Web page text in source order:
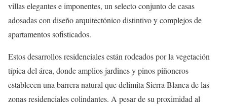
villas elegantes e imponentes, un selecto conjunto de casas
adosadas con diseño arquitectónico distintivo y complejos de
apartamentos sofisticados.
Estos desarrollos residenciales están rodeados por la vegetación
típica del área, donde amplios jardines y pinos piñoneros
establecen una barrera natural que delimita Sierra Blanca de las
zonas residenciales colindantes. A pesar de su proximidad al